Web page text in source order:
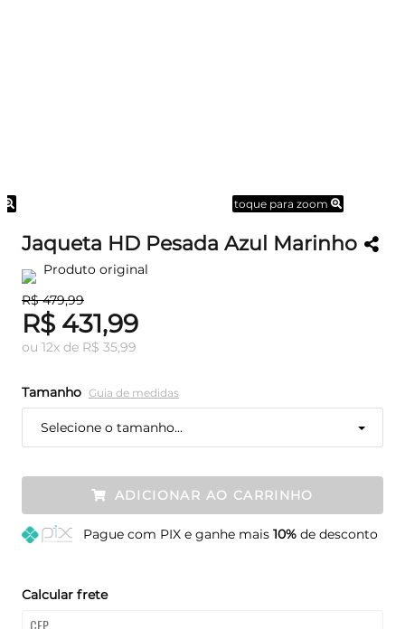
toque para zoom
Jaqueta HD Pesada Azul Marinho
Produto original
R$ 479,99
R$ 431,99
ou 12x de R$ 35,99
Tamanho Guia de medidas
Selecione o tamanho...
ADICIONAR AO CARRINHO
Pague com PIX e ganhe mais 10%de desconto
Calcular frete